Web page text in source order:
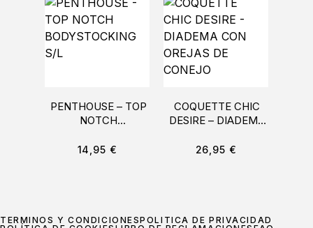
PENTHOUSE – TOP
NOTCH
14,95 €
COQUETTE CHIC
DESIRE – DIADEMA
CONEJO
26,95 €
TÉRMINOS Y CONDICIONESPOLÍTICA DE PRIVACIDAD